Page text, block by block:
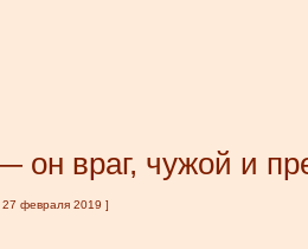
он враг, чужой и
февраля 2019 ]